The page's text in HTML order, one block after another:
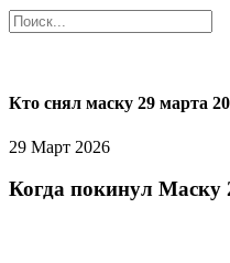
Кто снял маску 29 марта
29 Март 2026
Когда покинул Маску